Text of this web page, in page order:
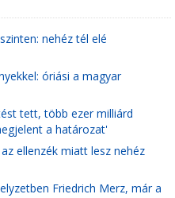
nehéz tél elé
óriási a magyar
tett, több ezer milliárd
a határozat'
ellenzék miatt lesz nehéz
Friedrich Merz, már a